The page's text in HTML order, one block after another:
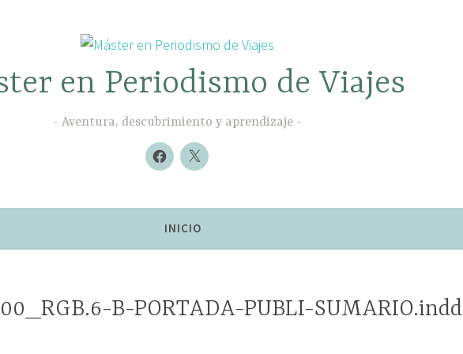
en Periodismo de Viajes
Aventura, descubrimiento y aprendizaje
Nuevo
elemento
Nuevo
elemento
INICIO
B-PORTADA-PUBLI-SUMARIO.indd